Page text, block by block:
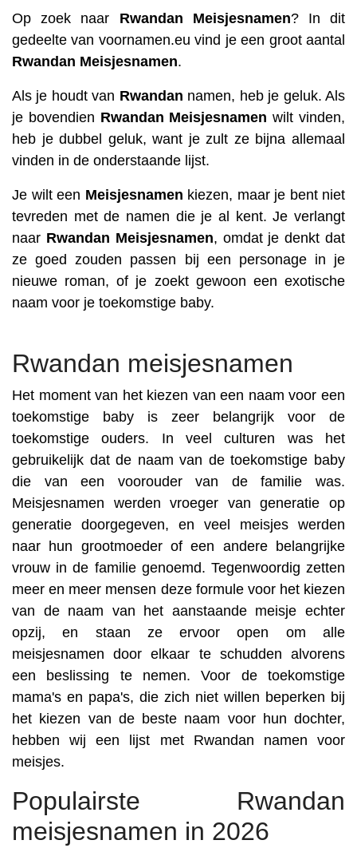
Op zoek naar Rwandan Meisjesnamen? In dit
gedeelte van voornamen.eu vind je een groot aantal
Rwandan Meisjesnamen.
Als je houdt van Rwandan namen, heb je geluk. Als
je bovendien Rwandan Meisjesnamen wilt vinden,
heb je dubbel geluk, want je zult ze bijna allemaal
vinden in de onderstaande lijst.
Je wilt een Meisjesnamen kiezen, maar je bent niet
tevreden met de namen die je al kent. Je verlangt
naar Rwandan Meisjesnamen, omdat je denkt dat
ze goed zouden passen bij een personage in je
nieuwe roman, of je zoekt gewoon een exotische
naam voor je toekomstige baby.
Rwandan meisjesnamen
Het moment van het kiezen van een naam voor een
toekomstige baby is zeer belangrijk voor de
toekomstige ouders. In veel culturen was het
gebruikelijk dat de naam van de toekomstige baby
die van een voorouder van de familie was.
Meisjesnamen werden vroeger van generatie op
generatie doorgegeven, en veel meisjes werden
naar hun grootmoeder of een andere belangrijke
vrouw in de familie genoemd. Tegenwoordig zetten
meer en meer mensen deze formule voor het kiezen
van de naam van het aanstaande meisje echter
opzij, en staan ze ervoor open om alle
meisjesnamen door elkaar te schudden alvorens
een beslissing te nemen. Voor de toekomstige
mama's en papa's, die zich niet willen beperken bij
het kiezen van de beste naam voor hun dochter,
hebben wij een lijst met Rwandan namen voor
meisjes.
Populairste Rwandan
meisjesnamen in 2026